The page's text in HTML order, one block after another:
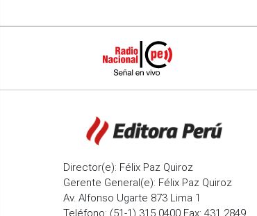
Director(e): Félix Paz Quiroz
Gerente General(e): Félix Paz Quiroz
Av. Alfonso Ugarte 873 Lima 1
Teléfono: (51-1) 315 0400 Fax: 431 2849